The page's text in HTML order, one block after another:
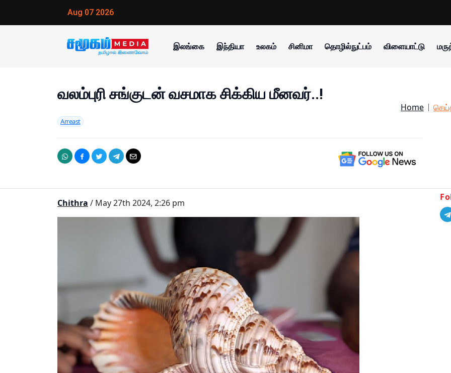
Aug 07 2026
இலங்கை இந்தியா உலகம் சினிமா தொழில்நுட்பம் விளையாட்டு
வலம்புரி சங்குடன் வசமாக சிக்கிய மீனவர்..!
Arreast
Home
Chithra / May 27th 2024, 2:26 pm